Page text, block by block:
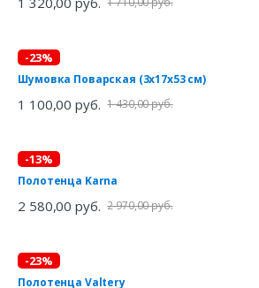
-23%
Шумовка Поварская (3х17х53 см)
1 100,00 руб. 1 430,00 руб.
-13%
Полотенца Karna
2 580,00 руб. 2 970,00 руб.
-23%
Полотенца Valtery